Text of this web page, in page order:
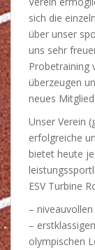
sich die
über unser
uns sehr
Probetraining
überzeugen
neues
Unser Verein
erfolgreiche
bietet heute
ESV Turbine
–
–
olympischen